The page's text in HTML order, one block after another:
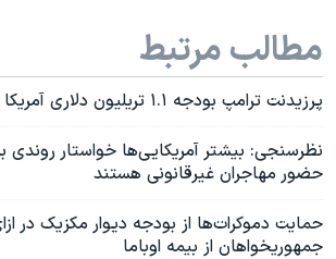
مطالب مرتبط
پرزیدنت ترامپ بودجه ۱.۱ تریلیون دلاری آمریکا را به کنگره ارائه کرد
نظرسنجی: بیشتر آمریکایی‌ها خواستار روندی
حضور مهاجران غیرقانونی هستند
حمایت دموکرات‌ها از بودجه دیوار مکزیک در
جمهوریخواهان از بیمه اوباما